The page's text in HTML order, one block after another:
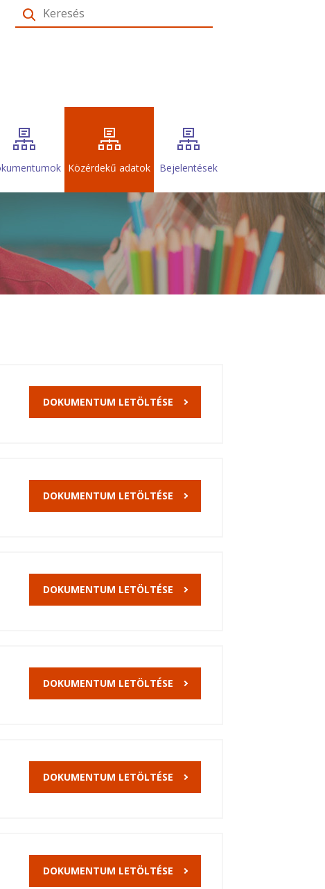
Keresés
Közérdekű adatok Bejelentések
DOKUMENTUM LETÖLTÉSE
DOKUMENTUM LETÖLTÉSE
DOKUMENTUM LETÖLTÉSE
DOKUMENTUM LETÖLTÉSE
DOKUMENTUM LETÖLTÉSE
DOKUMENTUM LETÖLTÉSE